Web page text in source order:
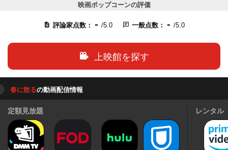
映画ポップコーンの評価
評論家点数： - /5.0 一般点数： - /5.0
上映館を探す
春に散るの動画配信情報
定額見放題 レンタル